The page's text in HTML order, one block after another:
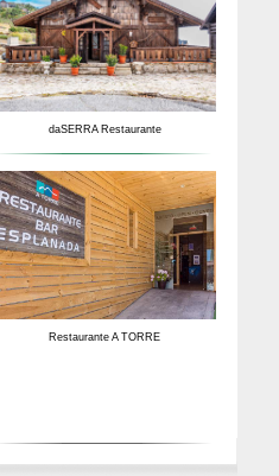
daSERRA Restaurante
Restaurante A TORRE